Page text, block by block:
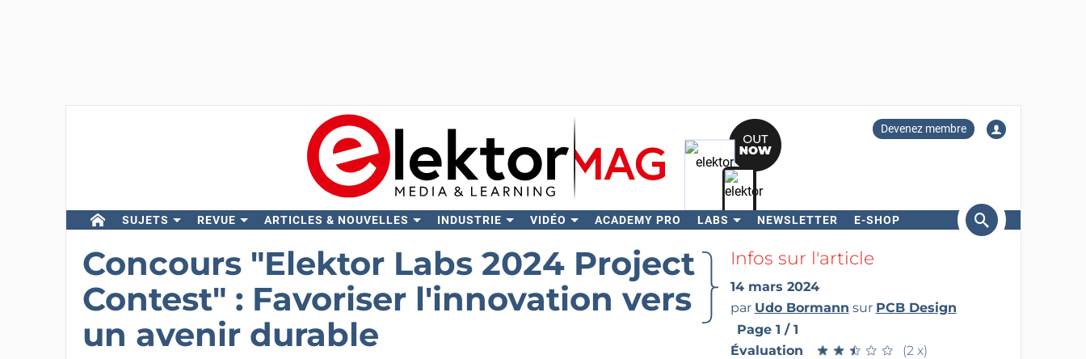
Devenez membre
SUJETS REVUE ARTICLES & NOUVELLES INDUSTRIE VIDÉO ACADEMY PRO LABS NEWSLETTER E-SHOP
Rechercher
Concours "Elektor Labs 2024 Project
Contest" : Favoriser l'innovation vers
un avenir durable
Infos sur l'article
14 mars 2024
par Udo Bormann sur PCB Design
Page 1 / 1
Évaluation
★ ★ ★ ★ ★
★ ★ ★ ★ ★ (2 x)